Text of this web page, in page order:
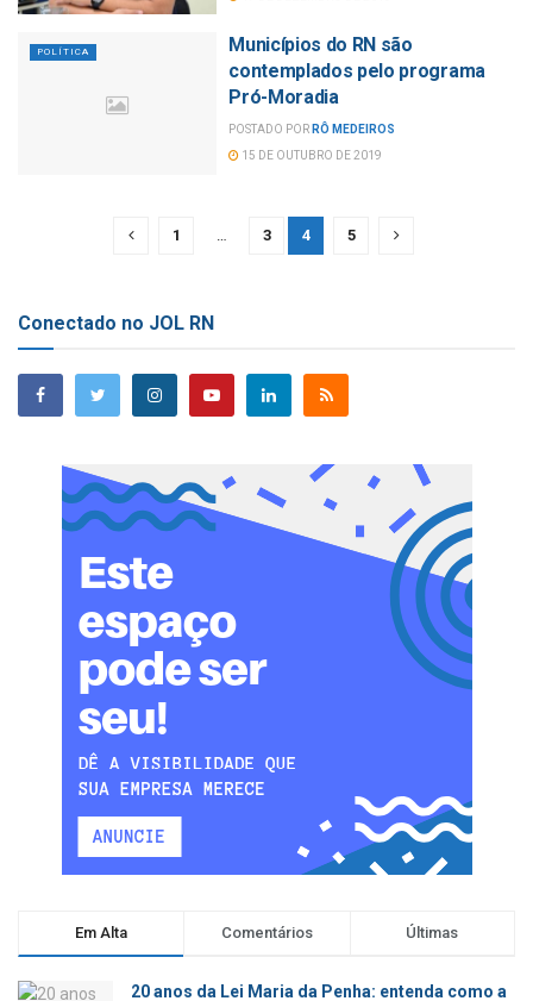
POLÍTICA
Municípios do RN são
contemplados pelo programa
Pró-Moradia
POSTADO POR RÔ MEDEIROS
15 DE OUTUBRO DE 2019
1 3 4 5
Conectado no JOL RN
Em Alta Comentários Últimas
20 anos da Lei Maria da Penha: entenda como a